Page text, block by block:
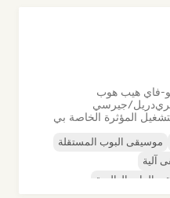
فاي هيب هوب
دريل/جيرسي
المؤثرة الخاصة بي
موسيقى البوب المستقلة
آلية
الراب العالمية